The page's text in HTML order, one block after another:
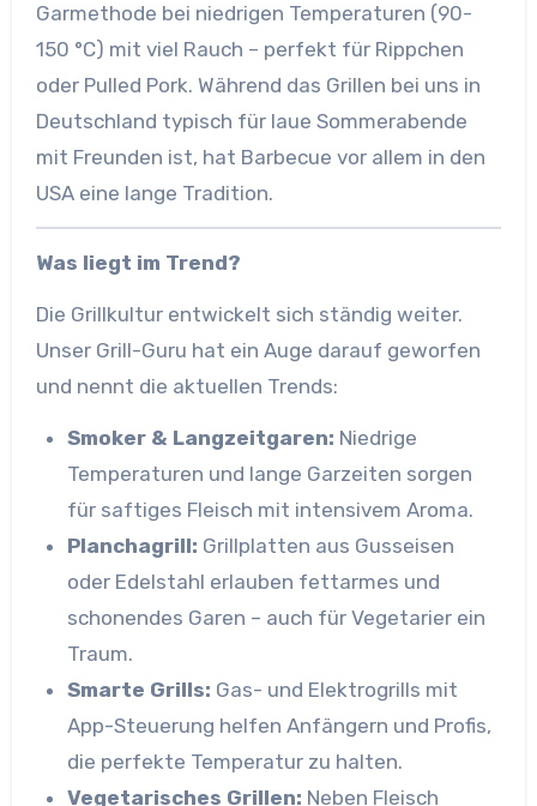
Garmethode bei niedrigen Temperaturen (90-
150 °C) mit viel Rauch – perfekt für Rippchen
oder Pulled Pork. Während das Grillen bei uns in
Deutschland typisch für laue Sommerabende
mit Freunden ist, hat Barbecue vor allem in den
USA eine lange Tradition.
Was liegt im Trend?
Die Grillkultur entwickelt sich ständig weiter.
Unser Grill-Guru hat ein Auge darauf geworfen
und nennt die aktuellen Trends:
Smoker & Langzeitgaren: Niedrige
Temperaturen und lange Garzeiten sorgen
für saftiges Fleisch mit intensivem Aroma.
Planchagrill: Grillplatten aus Gusseisen
oder Edelstahl erlauben fettarmes und
schonendes Garen – auch für Vegetarier ein
Traum.
Smarte Grills: Gas- und Elektrogrills mit
App-Steuerung helfen Anfängern und Profis,
die perfekte Temperatur zu halten.
Vegetarisches Grillen: Neben Fleisch